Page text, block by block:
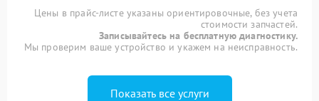
Цены в прайс-листе указаны ориентировочные, без учета
стоимости запчастей.
Записывайтесь на бесплатную диагностику.
Мы проверим ваше устройство и укажем на неисправность.
Показать все услуги